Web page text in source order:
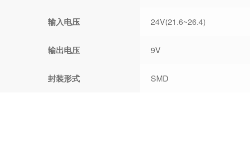
输入电压 24V(21.6~26.4)
输出电压 9V
封装形式 SMD